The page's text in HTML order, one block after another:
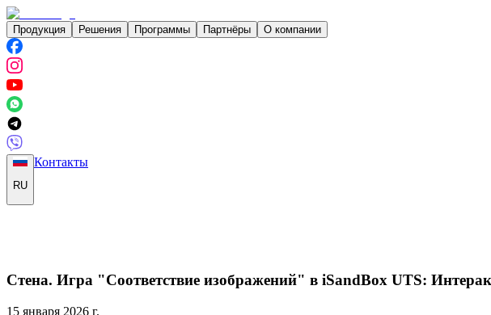
Продукция Решения Программы Партнёры О компании
RU
Контакты
Стена. Игра "Соответствие изображений" в iSandBox UTS:
15 января 2026 г.